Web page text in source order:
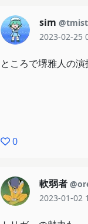
笑顔が張り付いた
変形してから名乗り
地球を越えた宇宙の
全部最高〜〜〜〜〜
オオォ〜〜！！と叫
少なくとも声は出る
sim @tmist
2023-02-25
ところで堺雅人の
0
軟弱者
2023-01-02